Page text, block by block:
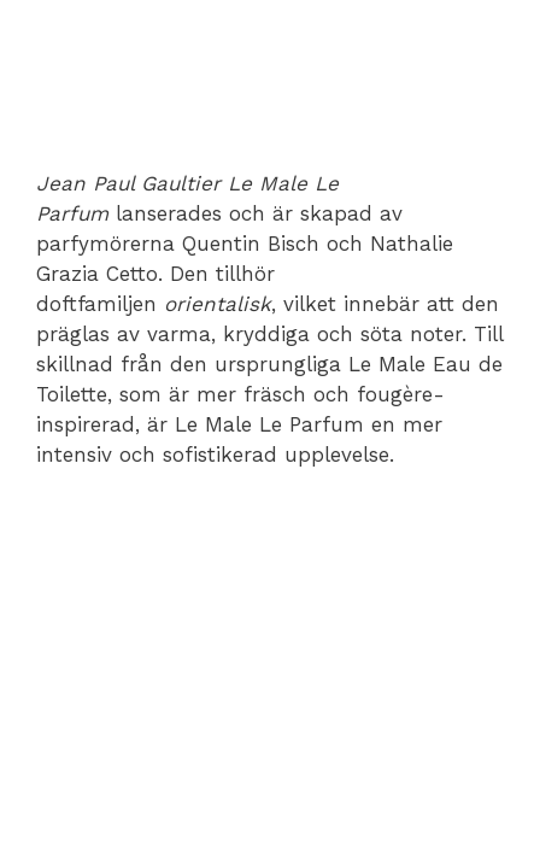
Jean Paul Gaultier Le Male Le
Parfumlanserades och är skapad av
parfymörerna Quentin Bisch och Nathalie
Grazia Cetto. Den tillhör
doftfamiljen orientalisk, vilket innebär att den
präglas av varma, kryddiga och söta noter. Till
skillnad från den ursprungliga Le Male Eau de
Toilette, som är mer fräsch och fougère-
inspirerad, är Le Male Le Parfum en mer
intensiv och sofistikerad upplevelse.